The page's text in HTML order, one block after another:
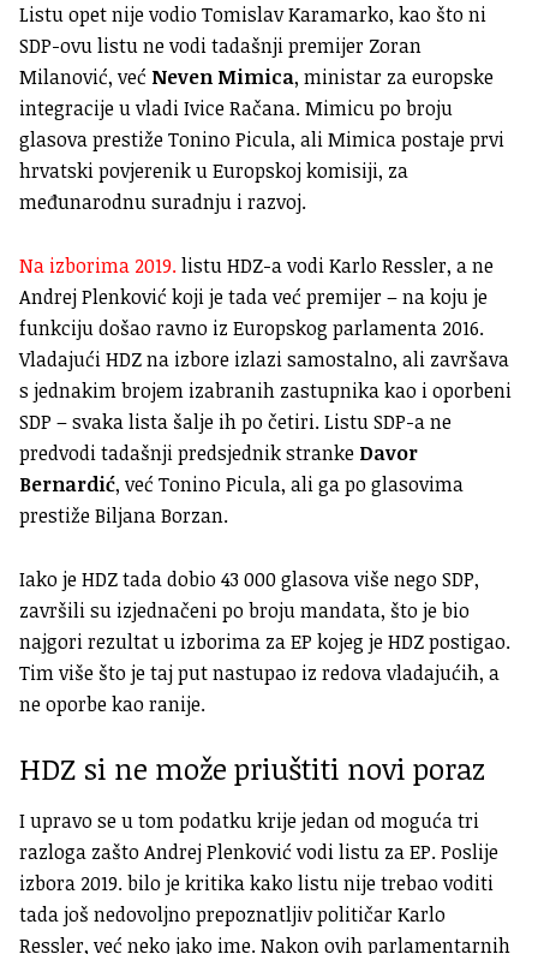
Listu opet nije vodio Tomislav Karamarko, kao što ni
SDP-ovu listu ne vodi tadašnji premijer Zoran
Milanović, već Neven Mimica, ministar za europske
integracije u vladi Ivice Račana. Mimicu po broju
glasova prestiže Tonino Picula, ali Mimica postaje prvi
hrvatski povjerenik u Europskoj komisiji, za
međunarodnu suradnju i razvoj.
Na izborima 2019.listu HDZ-a vodi Karlo Ressler, a ne
Andrej Plenković koji je tada već premijer – na koju je
funkciju došao ravno iz Europskog parlamenta 2016.
Vladajući HDZ na izbore izlazi samostalno, ali završava
s jednakim brojem izabranih zastupnika kao i oporbeni
SDP – svaka lista šalje ih po četiri. Listu SDP-a ne
predvodi tadašnji predsjednik stranke Davor
Bernardić, već Tonino Picula, ali ga po glasovima
prestiže Biljana Borzan.
Iako je HDZ tada dobio 43 000 glasova više nego SDP,
završili su izjednačeni po broju mandata, što je bio
najgori rezultat u izborima za EP kojeg je HDZ postigao.
Tim više što je taj put nastupao iz redova vladajućih, a
ne oporbe kao ranije.
HDZ si ne može priuštiti novi poraz
I upravo se u tom podatku krije jedan od moguća tri
razloga zašto Andrej Plenković vodi listu za EP. Poslije
izbora 2019. bilo je kritika kako listu nije trebao voditi
tada još nedovoljno prepoznatljiv političar Karlo
Ressler, već neko jako ime. Nakon ovih parlamentarnih